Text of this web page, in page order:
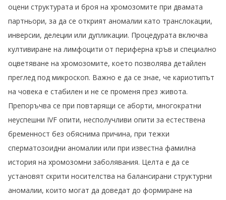
оцени структурата и броя на хромозомите при двамата
партньори, за да се открият аномалии като транслокации,
инверсии, делеции или дупликации. Процедурата включва
култивиране на лимфоцити от периферна кръв и специално
оцветяване на хромозомите, което позволява детайлен
преглед под микроскоп. Важно е да се знае, че кариотипът
на човека е стабилен и не се променя през живота.
Препоръчва се при повтарящи се аборти, многократни
неуспешни IVF опити, несполучливи опити за естествена
бременност без обяснима причина, при тежки
сперматозоидни аномалии или при известна фамилна
история на хромозомни заболявания. Целта е да се
установят скрити носителства на балансирани структурни
аномалии, които могат да доведат до формиране на